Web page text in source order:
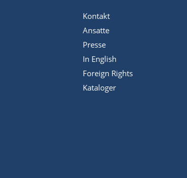
Kontakt
Ansatte
Presse
In English
Foreign Rights
Kataloger